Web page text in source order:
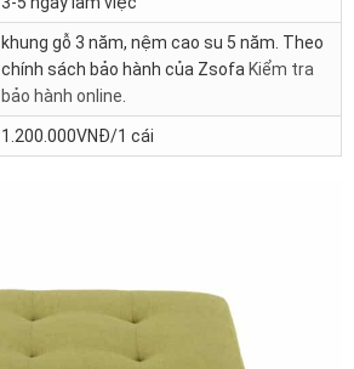
khung gỗ 3 năm, nệm cao su 5 năm. Theo
chính sách bảo hành của Zsofa Kiểm tra
bảo hành online
1.200.000VNĐ/1 cái